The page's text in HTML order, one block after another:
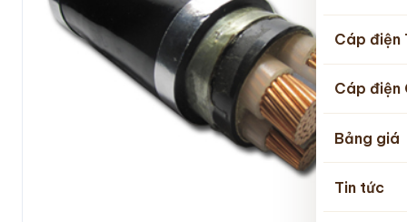
Cáp điện
Cáp điện
Bảng giá
Tin tức